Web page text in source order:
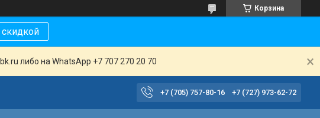
Корзина
либо на WhatsApp +7 707 270 20 70
+7 (705) 757-80-16 +7 (727) 973-62-72